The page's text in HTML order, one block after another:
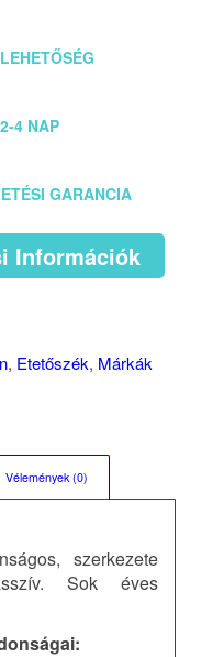
4 NAP
GARANCIA
Információk
, Etetőszék, Márkák
Vélemények (0)
szerkezete
Sok éves